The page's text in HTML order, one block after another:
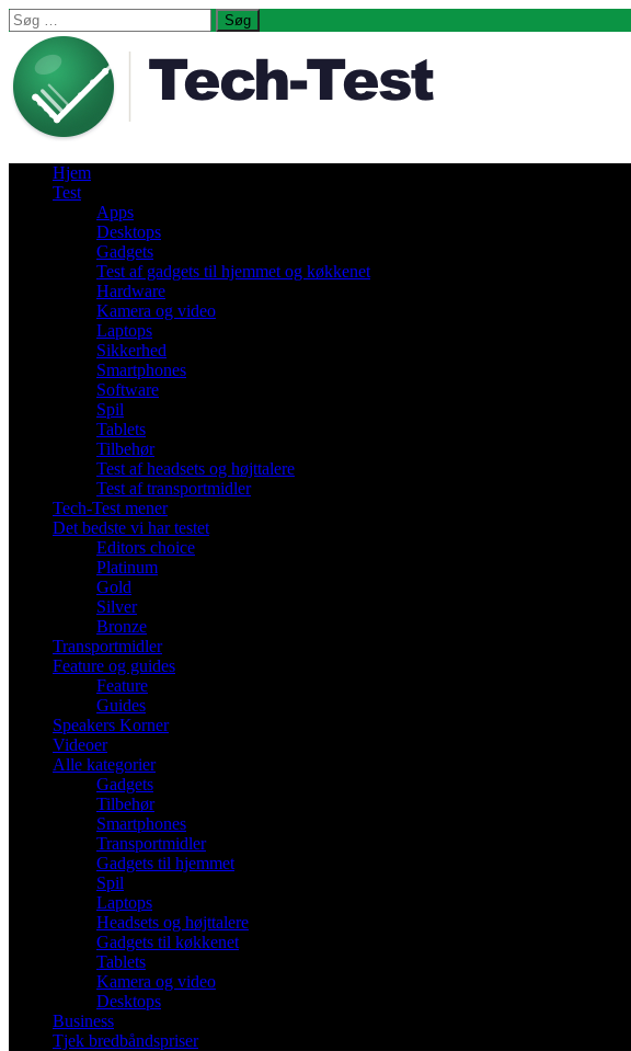
Søg
efter:
Hjem
Test
Apps
Desktops
Gadgets
Test af gadgets til hjemmet og køkkenet
Hardware
Kamera og video
Laptops
Sikkerhed
Smartphones
Software
Spil
Tablets
Tilbehør
Test af headsets og højttalere
Test af transportmidler
Tech-Test mener
Det bedste vi har testet
Editors choice
Platinum
Gold
Silver
Bronze
Transportmidler
Feature og guides
Feature
Guides
Speakers Korner
Videoer
Alle kategorier
Gadgets
Tilbehør
Smartphones
Transportmidler
Gadgets til hjemmet
Spil
Laptops
Headsets og højttalere
Gadgets til køkkenet
Tablets
Kamera og video
Desktops
Business
Tjek bredbåndspriser